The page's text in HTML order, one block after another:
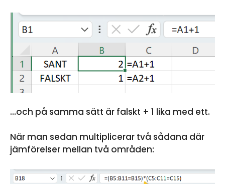
…och på samma sätt är falskt + 1 lika med ett.
När man sedan multiplicerar två sådana där
jämförelser mellan två områden: